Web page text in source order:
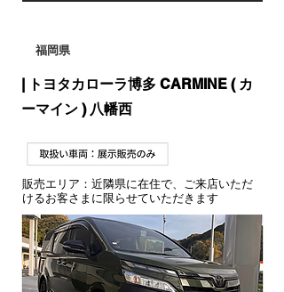
福岡県
| トヨタカローラ博多 CARMINE ( カ
ーマイン ) 八幡西​
販売エリア：近隣県に在住で、ご来店いただ
けるお客さまに限らせていただきます